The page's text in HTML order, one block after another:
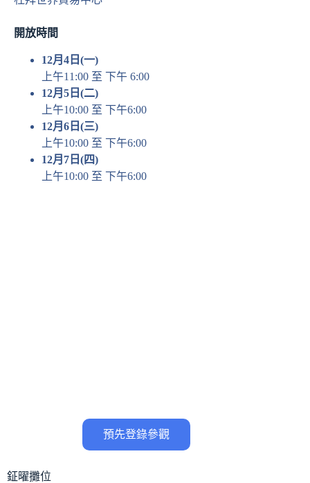
開放時間
12月4日(一)
上午11:00 至 下午 6:00
12月5日(二)
上午10:00 至 下午6:00
12月6日(三)
上午10:00 至 下午6:00
12月7日(四)
上午10:00 至 下午6:00
預先登錄參觀
鉦曜攤位